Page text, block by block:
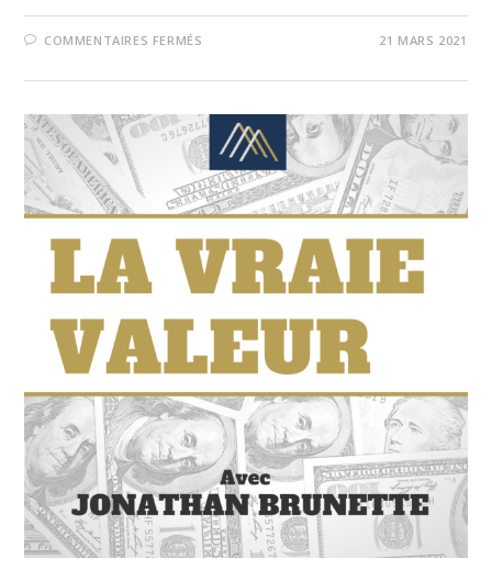
COMMENTAIRES FERMÉS 21 MARS 2021